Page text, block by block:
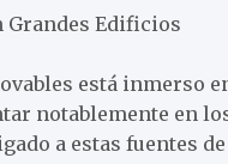
Edificios
está inmerso
notablemente en
a estas fuentes